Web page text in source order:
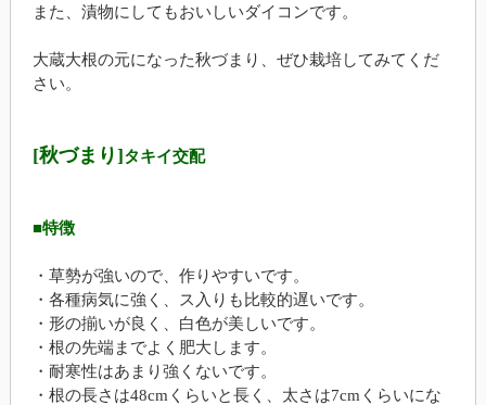
また、漬物にしてもおいしいダイコンです。
大蔵大根の元になった秋づまり、ぜひ栽培してみてくだ
さい。
[秋づまり]タキイ交配
■特徴
・草勢が強いので、作りやすいです。
・各種病気に強く、ス入りも比較的遅いです。
・形の揃いが良く、白色が美しいです。
・根の先端までよく肥大します。
・耐寒性はあまり強くないです。
・根の長さは48cmくらいと長く、太さは7cmくらいにな